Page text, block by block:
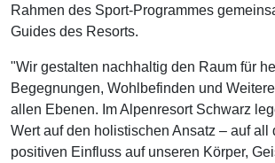
Rahmen des Sport-Programmes
Guides des Resorts.
"Wir gestalten nachhaltig den Raum für
Begegnungen, Wohlbefinden und
allen Ebenen. Im Alpenresort Schwarz
Wert auf den holistischen Ansatz – auf all
positiven Einfluss auf unseren Körper,